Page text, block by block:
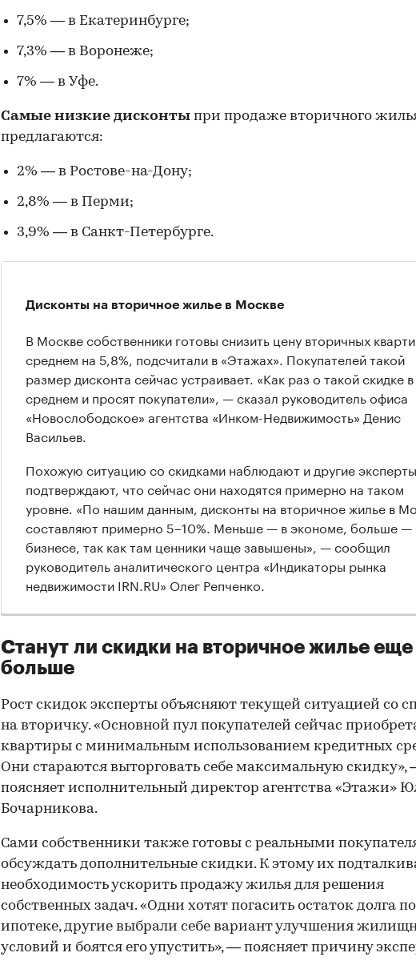
7,5% — в Екатеринбурге;
7,3% — в Воронеже;
7% — в Уфе.
Самые низкие дисконты при продаже вторичного
предлагаются:
2% — в Ростове-на-Дону;
2,8% — в Перми;
3,9% — в Санкт-Петербурге.
Дисконты на вторичное жилье в Москве
В Москве собственники готовы снизить цену вторичных
среднем на 5,8%, подсчитали в «Этажах». Покупателей такой
размер дисконта сейчас устраивает. «Как раз о такой скидке в
среднем и просят покупатели», — сказал руководитель офиса
«Новослободское» агентства «Инком-Недвижимость» Денис
Васильев.
Похожую ситуацию со скидками наблюдают и другие
подтверждают, что сейчас они находятся примерно на таком
уровне. «По нашим данным, дисконты на вторичное жилье в
составляют примерно 5–10%. Меньше — в экономе, больше —
бизнесе, так как там ценники чаще завышены», — сообщил
руководитель аналитического центра «Индикаторы рынка
недвижимости IRN.RU» Олег Репченко.
Станут ли скидки на вторичное жилье еще
больше
Рост скидок эксперты объясняют текущей ситуацией со
на вторичку. «Основной пул покупателей сейчас
квартиры с минимальным использованием кредитных
Они стараются выторговать себе максимальную скидку»,
поясняет исполнительный директор агентства «Этажи»
Бочарникова.
Сами собственники также готовы с реальными
обсуждать дополнительные скидки. К этому их
необходимость ускорить продажу жилья для решения
собственных задач. «Одни хотят погасить остаток долга по
ипотеке, другие выбрали себе вариант улучшения
условий и боятся его упустить», — поясняет причину